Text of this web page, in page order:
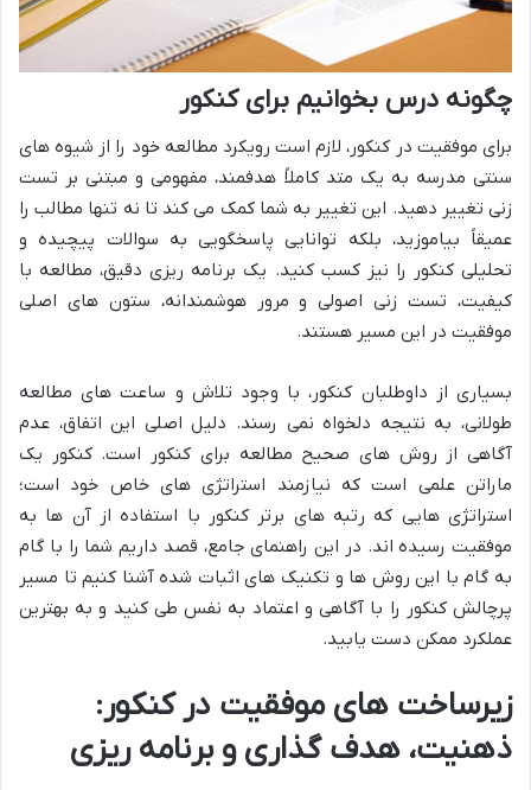
چگونه درس بخوانیم برای کنکور
برای موفقیت در کنکور، لازم است رویکرد مطالعه خود را از شیوه های
سنتی مدرسه به یک متد کاملاً هدفمند، مفهومی و مبتنی بر تست
زنی تغییر دهید. این تغییر به شما کمک می کند تا نه تنها مطالب را
عمیقاً بیاموزید، بلکه توانایی پاسخگویی به سوالات پیچیده و
تحلیلی کنکور را نیز کسب کنید. یک برنامه ریزی دقیق، مطالعه با
کیفیت، تست زنی اصولی و مرور هوشمندانه، ستون های اصلی
موفقیت در این مسیر هستند.
بسیاری از داوطلبان کنکور، با وجود تلاش و ساعت های مطالعه
طولانی، به نتیجه دلخواه نمی رسند. دلیل اصلی این اتفاق، عدم
آگاهی از روش های صحیح مطالعه برای کنکور است. کنکور یک
ماراتن علمی است که نیازمند استراتژی های خاص خود است؛
استراتژی هایی که رتبه های برتر کنکور با استفاده از آن ها به
موفقیت رسیده اند. در این راهنمای جامع، قصد داریم شما را با گام
به گام با این روش ها و تکنیک های اثبات شده آشنا کنیم تا مسیر
پرچالش کنکور را با آگاهی و اعتماد به نفس طی کنید و به بهترین
عملکرد ممکن دست یابید.
زیرساخت های موفقیت در کنکور:
ذهنیت، هدف گذاری و برنامه ریزی